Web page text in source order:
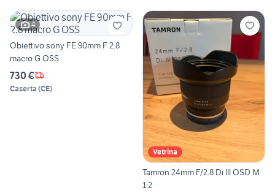
4
Obiettivo sony FE 90mm F 2.8
macro G OSS
730 €
Caserta (CE)
Vetrina
Tamron 24mm F/2.8 Di III OSD M
1:2